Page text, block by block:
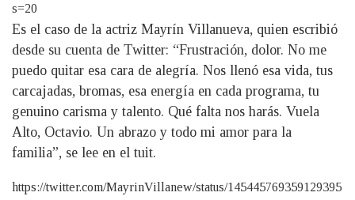
s=20
Es el caso de la actriz Mayrín Villanueva, quien escribió
desde su cuenta de Twitter: “Frustración, dolor. No me
puedo quitar esa cara de alegría. Nos llenó esa vida, tus
carcajadas, bromas, esa energía en cada programa, tu
genuino carisma y talento. Qué falta nos harás. Vuela
Alto, Octavio. Un abrazo y todo mi amor para la
familia”, se lee en el tuit.
https://twitter.com/MayrinVillanew/status/145445769359129395